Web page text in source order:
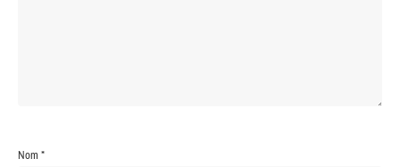
Nom*